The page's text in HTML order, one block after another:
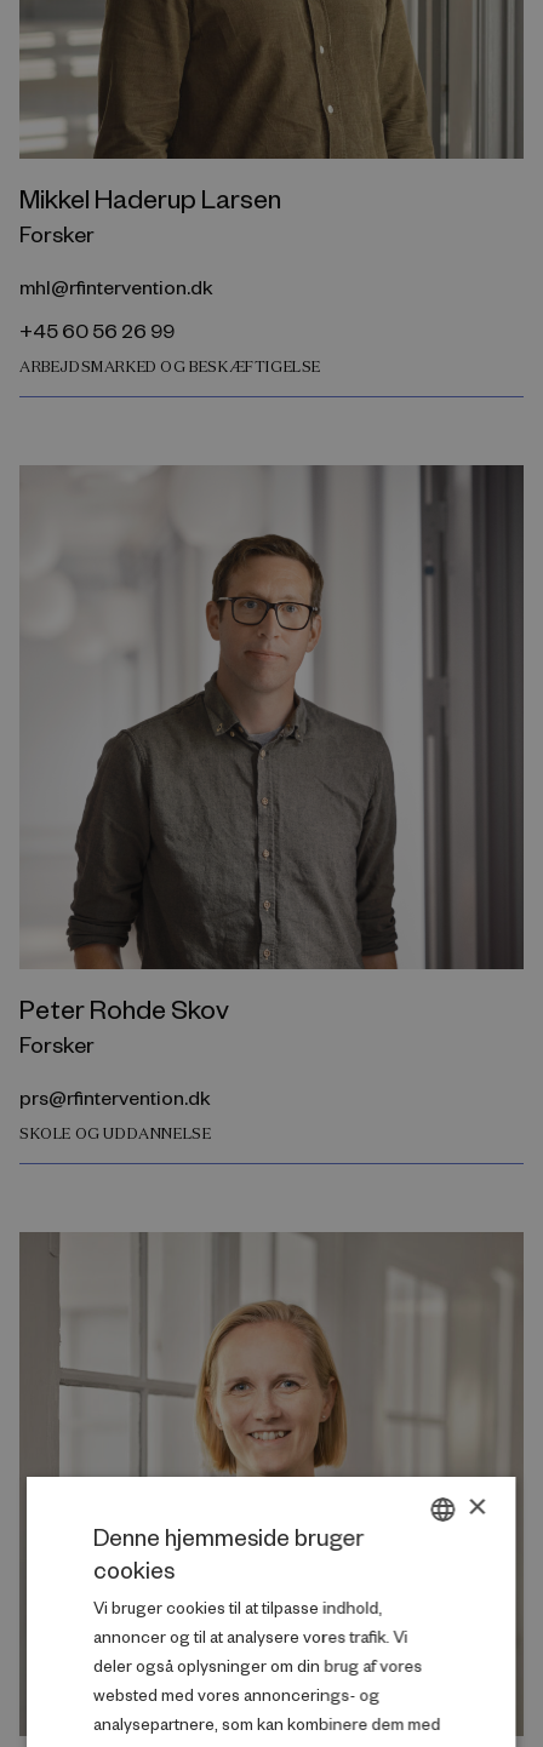
Mikkel Haderup Larsen
Forsker
mhl@rfintervention.dk
+45 60 56 26 99
ARBEJDSMARKED OG BESKÆFTIGELSE
Peter Rohde Skov
Forsker
prs@rfintervention.dk
SKOLE OG UDDANNELSE
×
Denne hjemmeside bruger
cookies
Vi bruger cookies til at tilpasse indhold,
annoncer og til at analysere vores trafik. Vi
deler også oplysninger om din brug af vores
websted med vores annoncerings- og
analysepartnere, som kan kombinere dem med